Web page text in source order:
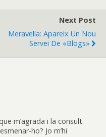
Next Post
Meravella: Apareix Un Nou
Servei De «blogs»
m’agrada i la consult.
ho? Jo m’hi